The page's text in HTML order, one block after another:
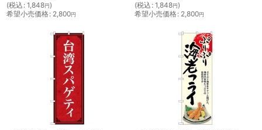
(税込 : 1,848円)
希望小売価格: 2,800円
(税込 : 1,848円)
希望小売価格: 2,800円